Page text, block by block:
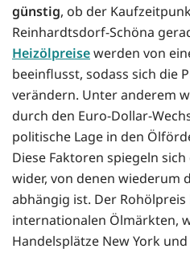
günstig, ob der
Reinhardtsdorf-Schöna
Heizölpreisewerden von
beeinflusst, sodass sich die
verändern. Unter anderem
durch den Euro-Dollar-
politische Lage in den
Diese Faktoren spiegeln
wider, von denen wiederum
abhängig ist. Der
internationalen Ölmärkten,
Handelsplätze New York